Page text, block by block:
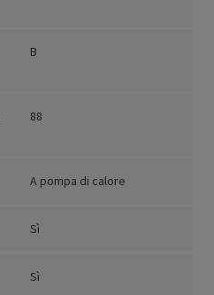
B
88
A pompa di calore
Sì
Sì